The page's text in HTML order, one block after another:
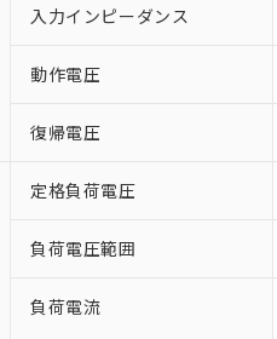
入力インピーダンス
動作電圧
復帰電圧
定格負荷電圧
負荷電圧範囲
負荷電流
ご利用
以下の条件
くもの
当社制
※1 対応状況
対応済み
調査・確認
非該当品：
仕入先様の
六価クロム
フタル酸ビス(2-
※1 中国
「○」：最大
「×」：最大
当社は
う）を
などの